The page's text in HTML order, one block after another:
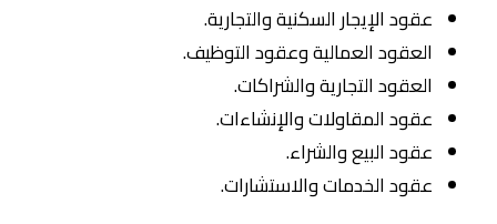
عقود الإيجار السكنية والتجارية.
العقود العمالية وعقود التوظيف.
العقود التجارية والشراكات.
عقود المقاولات والإنشاءات.
عقود البيع والشراء.
عقود الخدمات والاستشارات.